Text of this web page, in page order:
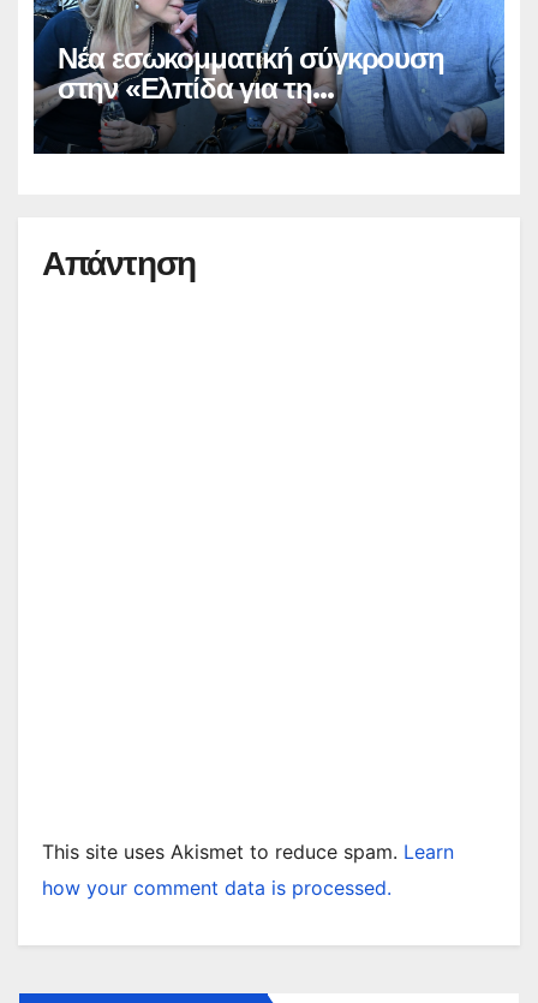
Νέα εσωκομματική σύγκρουση
στην «Ελπίδα για τη
Δημοκρατία»
Απάντηση
This site uses Akismet to reduce spam. Learn
how your comment data is processed.